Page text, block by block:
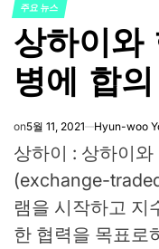
POSTED
IN
주요 뉴스
상하이와
병에 합의
on5월 11, 2021 Hyun-woo
상하이 : 상하이
(exchange-
램을 시작하고 지
한 협력을 목표로